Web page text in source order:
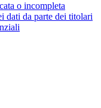
o incompleta
dati da parte dei titolari